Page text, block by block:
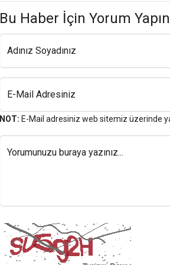
Bu Haber İçin Yorum Yapın
Adınız Soyadınız
E-Mail Adresiniz
NOT: E-Mail adresiniz web sitemiz üzerinde
Yorumunuzu buraya yazınız...